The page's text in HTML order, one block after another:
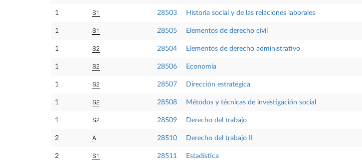
1 S1 28503 Historia social y de las relaciones laborales
1 S1 28505 Elementos de derecho civil
1 S2 28504 Elementos de derecho administrativo
1 S2 28506 Economía
1 S2 28507 Dirección estratégica
1 S2 28508 Métodos y técnicas de investigación social
1 S2 28509 Derecho del trabajo
2 A 28510 Derecho del trabajo II
2 S1 28511 Estadística